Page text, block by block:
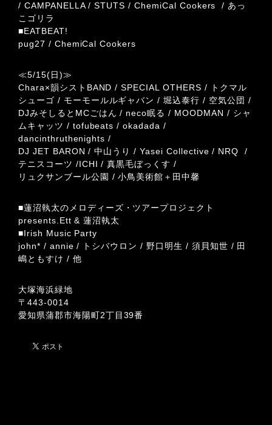
/ CAMPANELLA / STUTS / ChemiCal Cookers / あっ
こゴリラ
■EATBEAT!
pug27 / ChemiCal Cookers
≪5/15(日)≫
Chara×韻シストBAND / SPECIAL OTHERS / トクマル
シューゴ / モーモールルギャバン / 堀込泰行 / 空気公団 /
DJみそしるとMCごはん / neco眠る / MOODMAN / シャ
ムキャッツ / tofubeats / okadada /
dancinthruthenights /
DJ JET BARON / 中山うり / Yasei Collective / NRQ /
テニスコーツ /ICHI / 真黒毛ぼっくす /
リュクサンブール公園 / 小鳥美術館＋田中馨
■蓮沼執太のメロディーズ・ツアープロジェクト
presents.Ett & 蓮沼執太
■Irish Music Party
john* / annie / トシバウロン / 野口明生 / 須貝知世 / 田
嶋ともすけ / 他
大塚海浜緑地
〒443-0014
愛知県蒲郡市海陽町2丁目39番